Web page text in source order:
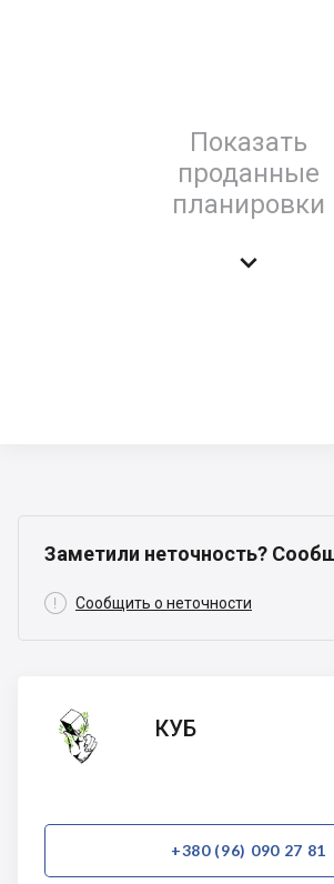
Показать
проданные
планировки

Заметили неточность?
 Сообщить о неточности
КУБ
КУБ
+380 (96) 090 27 81